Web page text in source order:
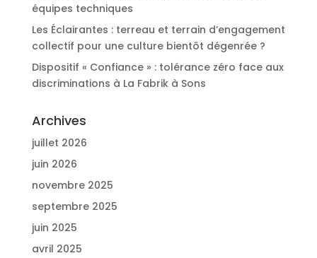
équipes techniques
Les Éclairantes : terreau et terrain d’engagement
collectif pour une culture bientôt dégenrée ?
Dispositif « Confiance » : tolérance zéro face aux
discriminations à La Fabrik à Sons
Archives
juillet 2026
juin 2026
novembre 2025
septembre 2025
juin 2025
avril 2025